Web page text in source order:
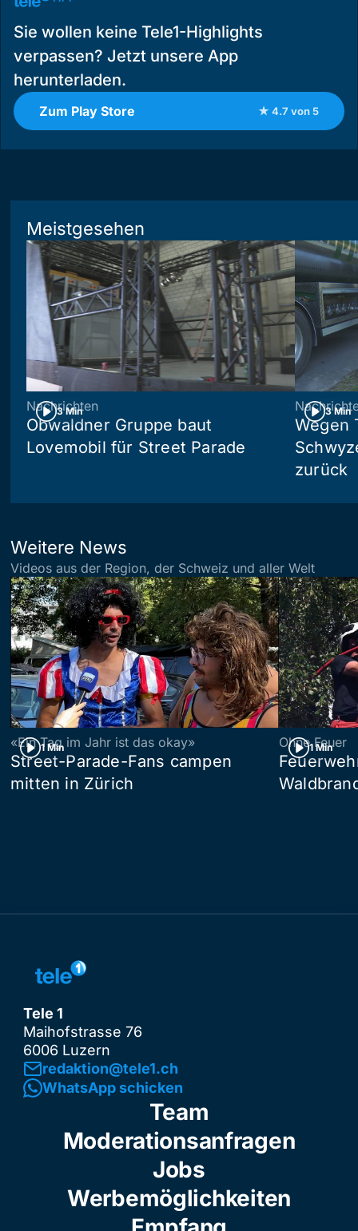
Sie wollen keine Tele1-Highlights
verpassen? Jetzt unsere App
herunterladen.
Zum Play Store ★ 4.7 von 5
Meistgesehen
3 Min
Nachrichten
Obwaldner Gruppe baut
Lovemobil für Street Parade
3 Min
Wegen
zurück
Weitere News
Videos aus der Region, der Schweiz und aller Welt
1 Min
«Ein Tag im Jahr ist das okay»
Street-Parade-Fans campen
mitten in Zürich
1 Min
Ohne Feuer
Tele 1
Maihofstrasse 76
6006 Luzern
redaktion@tele1.ch
WhatsApp schicken
Team
Moderationsanfragen
Jobs
Werbemöglichkeiten